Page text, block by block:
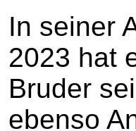
In seiner
2023 hat
Bruder
ebenso